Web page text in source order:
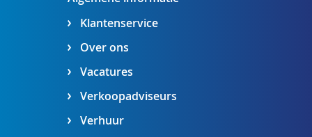
Klantenservice
Over ons
Vacatures
Verkoopadviseurs
Verhuur